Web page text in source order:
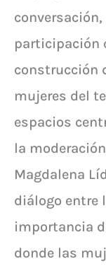
participación
construcción
mujeres del
espacios
la
Magdalena
diálogo entre
importancia
donde las